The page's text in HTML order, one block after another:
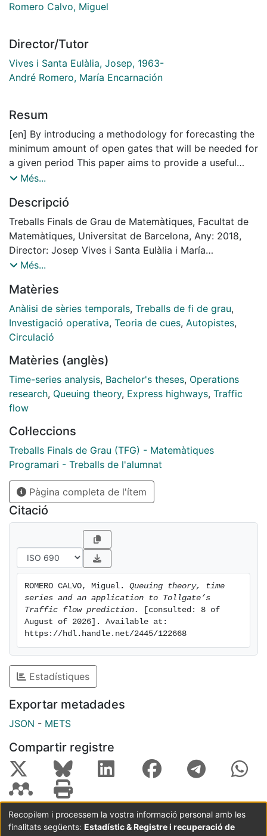
Romero Calvo, Miguel
Director/Tutor
Vives i Santa Eulàlia, Josep, 1963-
André Romero, María Encarnación
Resum
[en] By introducing a methodology for forecasting the
minimum amount of open gates that will be needed for
a given period This paper aims to provide a useful
resource to support operational management in
notions, results in Queuing Theory and presents and
explain useful tools for a Classical Analysis of Time
Series. In the practical part the model is developed,
implemented in R, tested in the last trimester of 2017
and used to predict the hourly amount of minimum
Més...
Descripció
Treballs Finals de Grau de Matemàtiques, Facultat de
Matemàtiques, Universitat de Barcelona, Any: 2018,
Director: Josep Vives i Santa Eulàlia i María
Encarnación André Romero
Més...
Matèries
Anàlisi de sèries temporals, Treballs de fi de grau,
Investigació operativa, Teoria de cues, Autopistes,
Circulació
Matèries (anglès)
Time-series analysis, Bachelor's theses, Operations
research, Queuing theory, Express highways, Traffic
flow
Col·leccions
Treballs Finals de Grau (TFG) - Matemàtiques
Programari - Treballs de l'alumnat
Pàgina completa de l'ítem
Citació
ROMERO CALVO, Miguel. Queuing theory, time
series and an application to Tollgate’s
Traffic flow prediction.
[consulted: 8 of
August of 2026]. Available at:
https://hdl.handle.net/2445/122668
Estadístiques
Exportar metadades
JSON - METS
Compartir registre
Coordinació:CRAI UB Avís legal
Metadades
Recopilem i processem la vostra informació personal amb les
finalitats següents: Estadístic & Registre i recuperació de